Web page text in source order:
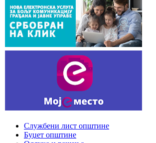
Службени лист општине
Буџет општине